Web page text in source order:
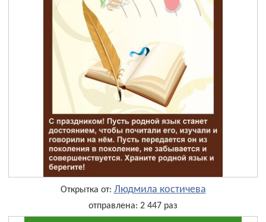
Открытка от: Людмила костичева
отправлена: 2 447 раз